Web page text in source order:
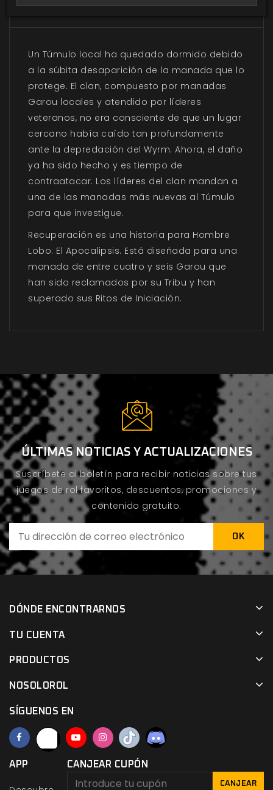
Un Túmulo local ha quedado dormido debido
a la súbita desaparición de la manada que lo
protege. El clan, compuesto por manadas
Garou locales y atendido por líderes
veteranos, no era consciente de que un lugar
cercano había caído tan profundamente
ante la depredación del Wyrm. Ahora, el daño
ya ha sido hecho y es tiempo de
contraatacar. Los líderes del clan mandan a
una de las manadas más nuevas al Túmulo
para que investigue.
Recuperación es una historia para Hombre
Lobo: El Apocalipsis. Está diseñada para una
manada de entre cuatro y seis Garou que
han sido reclamados por su Tribu y han
superado sus Ritos de Iniciación.
ÚLTIMAS NOTICIAS Y ACTUALIZACIONES
Suscríbete al boletín para recibir noticias sobre tus
juegos de rol favoritos, descuentos, promociones y
contenido gratuito.
DÓNDE ENCONTRARNOS
TU CUENTA
PRODUCTOS
NOSOLOROL
SÍGUENOS EN
APP CANJEAR CUPÓN
CANJEAR